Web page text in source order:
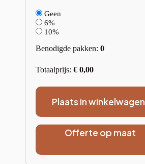
Geen
6%
10%
Benodigde pakken: 0
Totaalprijs: € 0,00
Plaats in winkelwagen
Offerte op maat